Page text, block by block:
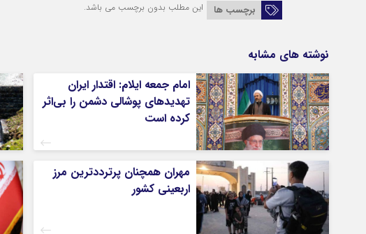
برچسب ها این مطلب بدون برچسب می باشد.
نوشته های مشابه
امام جمعه ایلام: اقتدار ایران
تهدیدهای پوشالی دشمن را بی‌اثر
کرده است
مهران همچنان پرترددترین مرز
اربعینی کشور